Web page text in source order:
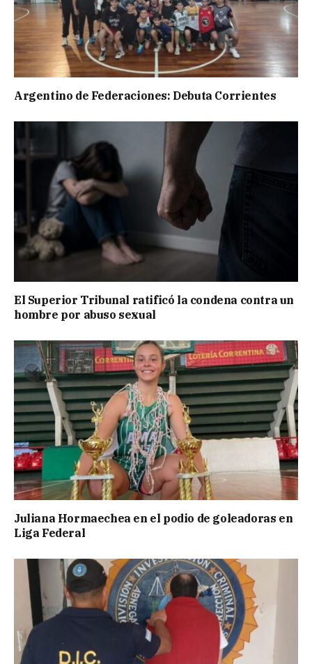
Argentino de Federaciones: Debuta Corrientes
El Superior Tribunal ratificó la condena contra un
hombre por abuso sexual
Juliana Hormaechea en el podio de goleadoras en
Liga Federal